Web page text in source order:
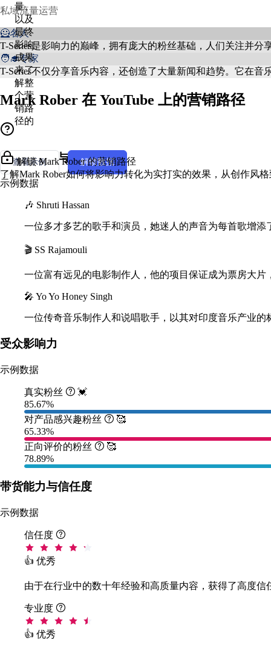
私域流量运营
🦸名人
T-Series是影响力的巅峰，拥有庞大的粉丝基础，人们关注并
🧑‍🎓专家
T-Series不仅分享音乐内容，还创造了大量新闻和趋势。它在
Mark Rober 在 YouTube 上的营销路径
量、
以及
最终
影响
成果
来了
解整
个营
销路
径的
查看示例 解锁数据
解锁 Mark Rober 的营销路径
了解Mark Rober如何将影响力转化为实打实的效果，从创作风
创作者风格与人设
示例数据
🎶 Shruti Hassan
一位多才多艺的歌手和演员，她迷人的声音为每首歌增添
🎬 SS Rajamouli
一位富有远见的电影制作人，他的项目保证成为票房大片
🎤 Yo Yo Honey Singh
一位传奇音乐制作人和说唱歌手，以其对印度音乐产业的
受众影响力
示例数据
真实粉丝  💓
85.67%
对产品感兴趣粉丝  🥰
65.33%
正向评价的粉丝  🥰
78.89%
带货能力与信任度
示例数据
信任度 
👍 优秀
由于在行业中的数十年经验和高质量内容，获得了高度信
专业度 
👍 优秀